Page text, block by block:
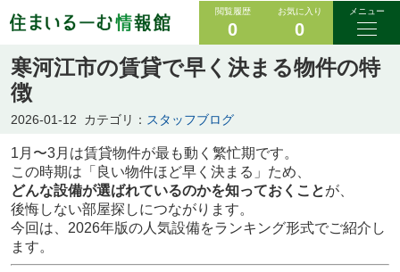
閲覧履歴
0
お気に入り
0
メニュー
寒河江市の賃貸で早く決まる物件の特
徴
2026-01-12 カテゴリ： スタッフブログ
1月〜3月は賃貸物件が最も動く繁忙期です。
この時期は「良い物件ほど早く決まる」ため、
どんな設備が選ばれているのかを知っておくことが、
後悔しない部屋探しにつながります。
今回は、2026年版の人気設備をランキング形式でご紹介し
ます。